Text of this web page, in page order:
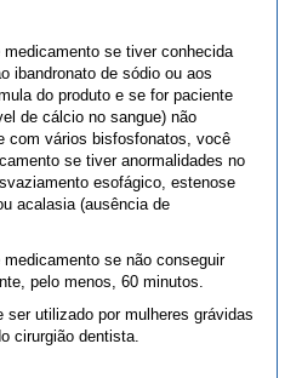
se tiver conhecida
ibandronato de sódio ou aos
do produto e se for paciente
de cálcio no sangue) não
com vários bisfosfonatos, você
se tiver anormalidades no
esofágico, estenose
acalasia (ausência de
se não conseguir
pelo menos, 60 minutos.
ser utilizado por mulheres grávidas
cirurgião dentista.